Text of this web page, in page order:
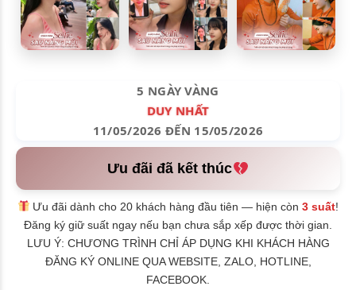
5 NGÀY VÀNG
DUY NHẤT
11/05/2026 ĐẾN 15/05/2026
Ưu đãi đã kết thúc
Ưu đãi dành cho 20 khách hàng đầu tiên — hiện còn3 suất!
Đăng ký giữ suất ngay nếu bạn chưa sắp xếp được thời gian.
LƯU Ý: CHƯƠNG TRÌNH CHỈ ÁP DỤNG KHI KHÁCH HÀNG
ĐĂNG KÝ ONLINE QUA WEBSITE, ZALO, HOTLINE,
FACEBOOK.